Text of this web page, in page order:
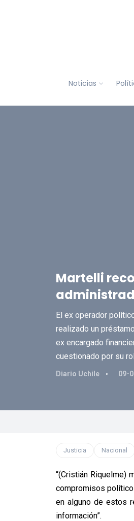
Noticias
Martelli
El ex operador
realizado un
ex encargado
cuestionado por su
Diario Uchile 09-
Justicia Nacional
“(Cristián Riquelme)
compromisos
en alguno de estos
información”.